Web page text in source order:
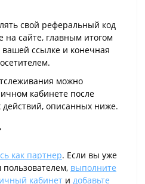
свой реферальный код
на сайте, главным итогом
вашей ссылке и конечная
можно
кабинете после
описанных ниже.
как партнер. Если вы уже
выполните
кабинет и добавьте